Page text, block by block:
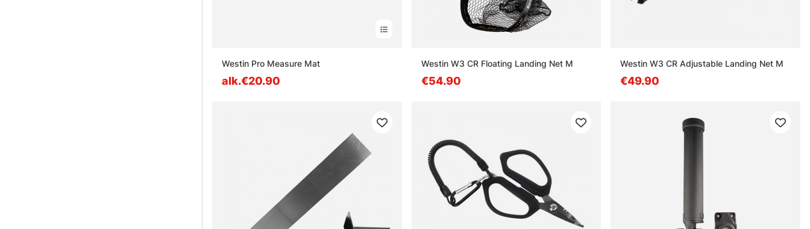
Westin Pro Measure Mat
alk.€20.90
Westin W3 CR Floating Landing Net M
€54.90
Westin W3 CR Adjustable Landing Net M
€49.90